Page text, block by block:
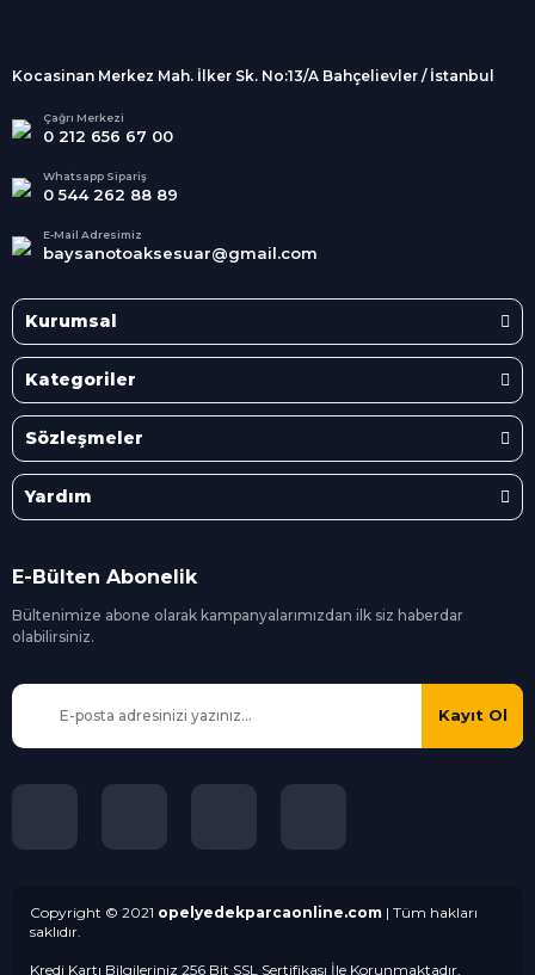
kargolanmaktadır.
Tüm Kredi Kartlarına taksit
seçenekleri
Kocasinan Merkez Mah. İlker Sk. No:13/A Bahçelievler / İstanbul
Çağrı Merkezi
0 212 656 67 00
Whatsapp Sipariş
0 544 262 88 89
E-Mail Adresimiz
baysanotoaksesuar@gmail.com
Kurumsal
Kategoriler
Sözleşmeler
Yardım
E-Bülten Abonelik
Bültenimize abone olarak kampanyalarımızdan ilk siz haberdar
olabilirsiniz.
Kayıt Ol
Copyright © 2021 opelyedekparcaonline.com | Tüm hakları
saklıdır.
Kredi Kartı Bilgileriniz 256 Bit SSL Sertifikası İle Korunmaktadır.